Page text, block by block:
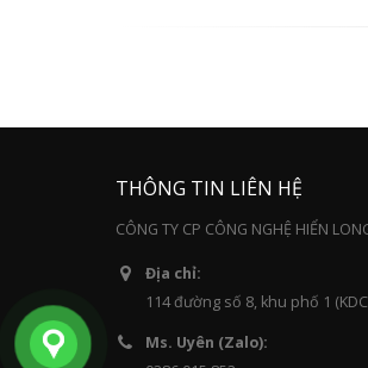
THÔNG TIN LIÊN HỆ
CÔNG TY CP CÔNG NGHỆ HIỂN
Địa chỉ:
114 đường số 8, khu phố 1
Ms. Uyên (Zalo):